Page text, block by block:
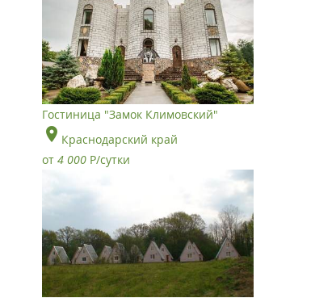
Гостиница "Замок Климовский"
Краснодарский край
от 4 000 Р/сутки